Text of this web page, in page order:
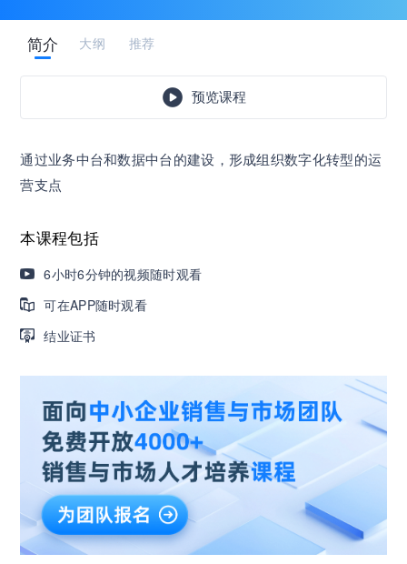
企业正处于快速成长期，但员工能力跟不上发展？
8000门课程解决成长型企业所有岗位技能差距
+课程等你带团队一起免费学习
🔥精选10门AI王牌课：助你成功入行AI岗位，🚀
三节课X工信部AI岗位能力认证 · 全国合伙人招
募！
简介 大纲 推荐
预览课程
通过业务中台和数据中台的建设，形成组织数字化转型的运
营支点
本课程包括
6小时6分钟的视频随时观看
可在APP随时观看
结业证书